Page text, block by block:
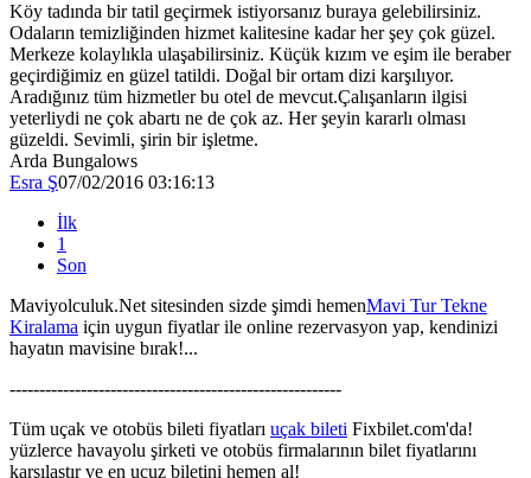
Köy tadında bir tatil geçirmek istiyorsanız buraya gelebilirsiniz.
Odaların temizliğinden hizmet kalitesine kadar her şey çok güzel.
Merkeze kolaylıkla ulaşabilirsiniz. Küçük kızım ve eşim ile beraber
geçirdiğimiz en güzel tatildi. Doğal bir ortam dizi karşılıyor.
Aradığınız tüm hizmetler bu otel de mevcut.Çalışanların ilgisi
yeterliydi ne çok abartı ne de çok az. Her şeyin kararlı olması
güzeldi. Sevimli, şirin bir işletme.
Arda Bungalows
Esra Ş07/02/2016 03:16:13
İlk
1
Son
Maviyolculuk.Net sitesinden sizde şimdi hemenMavi Tur Tekne
Kiralama için uygun fiyatlar ile online rezervasyon yap, kendinizi
hayatın mavisine bırak!...
--------------------------------------------------------
Tüm uçak ve otobüs bileti fiyatları uçak bileti Fixbilet.com'da!
yüzlerce havayolu şirketi ve otobüs firmalarının bilet fiyatlarını
karşılaştır ve en ucuz biletini hemen al!